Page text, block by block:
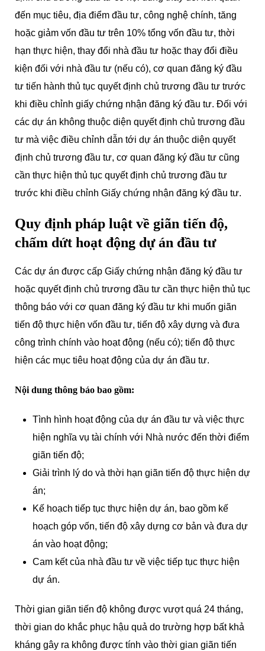
đến mục tiêu, địa điểm đầu tư, công nghệ chính, tăng
hoặc giảm vốn đầu tư trên 10% tổng vốn đầu tư, thời
hạn thực hiện, thay đổi nhà đầu tư hoặc thay đổi điều
kiện đối với nhà đầu tư (nếu có), cơ quan đăng ký đầu
tư tiến hành thủ tục quyết định chủ trương đầu tư trước
khi điều chỉnh giấy chứng nhận đăng ký đầu tư. Đối với
các dự án không thuộc diện quyết định chủ trương đầu
tư mà việc điều chỉnh dẫn tới dự án thuộc diện quyết
định chủ trương đầu tư, cơ quan đăng ký đầu tư cũng
cần thực hiện thủ tục quyết định chủ trương đầu tư
trước khi điều chỉnh Giấy chứng nhận đăng ký đầu tư.
Quy định pháp luật về giãn tiến độ,
chấm dứt hoạt động dự án đầu tư
Các dự án được cấp Giấy chứng nhận đăng ký đầu tư
hoặc quyết định chủ trương đầu tư cần thực hiện thủ tục
thông báo với cơ quan đăng ký đầu tư khi muốn giãn
tiến độ thực hiện vốn đầu tư, tiến độ xây dựng và đưa
công trình chính vào hoạt động (nếu có); tiến độ thực
hiện các mục tiêu hoạt động của dự án đầu tư.
Nội dung thông báo bao gồm:
Tình hình hoạt động của dự án đầu tư và việc thực
hiện nghĩa vụ tài chính với Nhà nước đến thời điểm
giãn tiến độ;
Giải trình lý do và thời hạn giãn tiến độ thực hiện dự
án;
Kế hoạch tiếp tục thực hiện dự án, bao gồm kế
hoạch góp vốn, tiến độ xây dựng cơ bản và đưa dự
án vào hoạt động;
Cam kết của nhà đầu tư về việc tiếp tục thực hiện
dự án.
Thời gian giãn tiến độ không được vượt quá 24 tháng,
thời gian do khắc phục hậu quả do trường hợp bất khả
kháng gây ra không được tính vào thời gian giãn tiến